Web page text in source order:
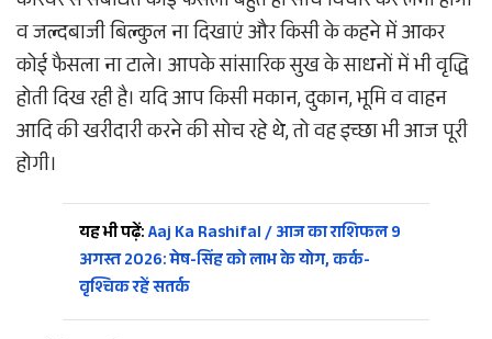
व जल्दबाजी बिल्कुल ना दिखाएं और किसी के कहने में आकर
कोई फैसला ना टाले। आपके सांसारिक सुख के साधनों में भी वृद्धि
होती दिख रही है। यदि आप किसी मकान, दुकान, भूमि व वाहन
आदि की खरीदारी करने की सोच रहे थे, तो वह इच्छा भी आज पूरी
होगी।
यह भी पढ़ें:Aaj Ka Rashifal / आज का राशिफल 9
अगस्त 2026: मेष-सिंह को लाभ के योग, कर्क-
वृश्चिक रहें सतर्क